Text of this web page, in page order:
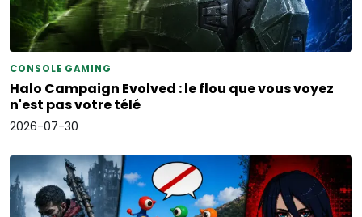
CONSOLE GAMING
Halo Campaign Evolved : le flou que vous voyez
n'est pas votre télé
2026-07-30